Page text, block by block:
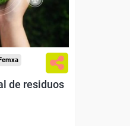
Sector
de residuos